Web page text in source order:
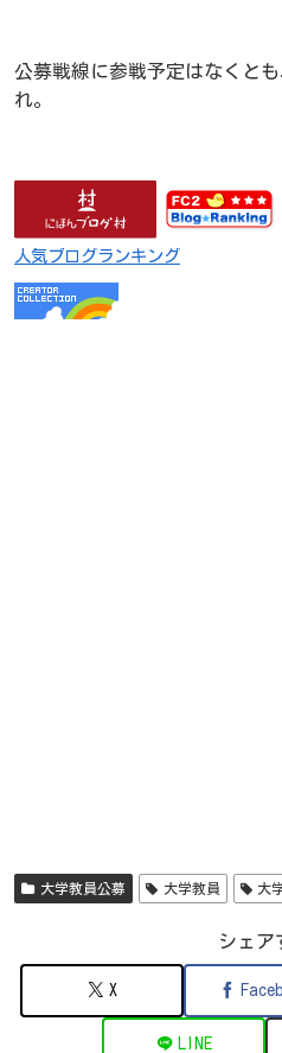
公募戦線に参戦予定はなくと
れ。
人気ブログランキング
大学教員公募 大学教員 大
シェア
X
LINE